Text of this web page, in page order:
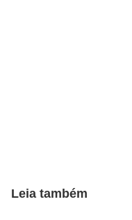
Leia também
t